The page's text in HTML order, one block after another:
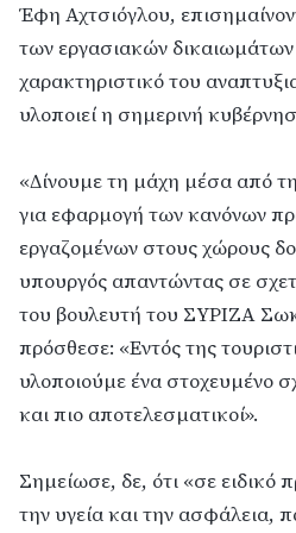
Έφη Αχτσιόγλου,
των εργασιακών δικαιωμάτων
χαρακτηριστικό του
υλοποιεί η σημερινή
«Δίνουμε τη μάχη μέσα από
για εφαρμογή των κανόνων
εργαζομένων στους χώρους
υπουργός απαντώντας σε
του βουλευτή του ΣΥΡΙΖΑ
πρόσθεσε: «Εντός της
υλοποιούμε ένα στοχευμένο
και πιο αποτελεσματικοί».
Σημείωσε, δε, ότι «σε ειδικό
την υγεία και την ασφάλεια,